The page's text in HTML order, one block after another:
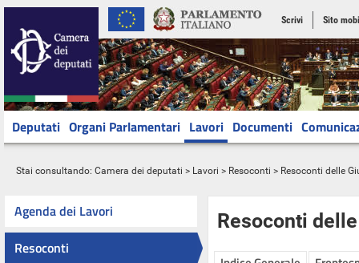
Scrivi Sito
Deputati Organi Parlamentari Lavori Documenti
Stai consultando: Camera dei deputati > Lavori > Resoconti > Resoconti delle
Agenda dei Lavori
Resoconti
Resoconti